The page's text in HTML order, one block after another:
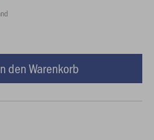
den Warenkorb